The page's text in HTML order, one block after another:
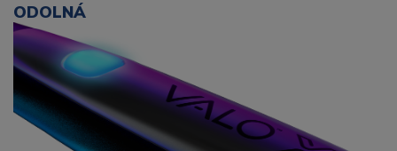
ODOLNÁ